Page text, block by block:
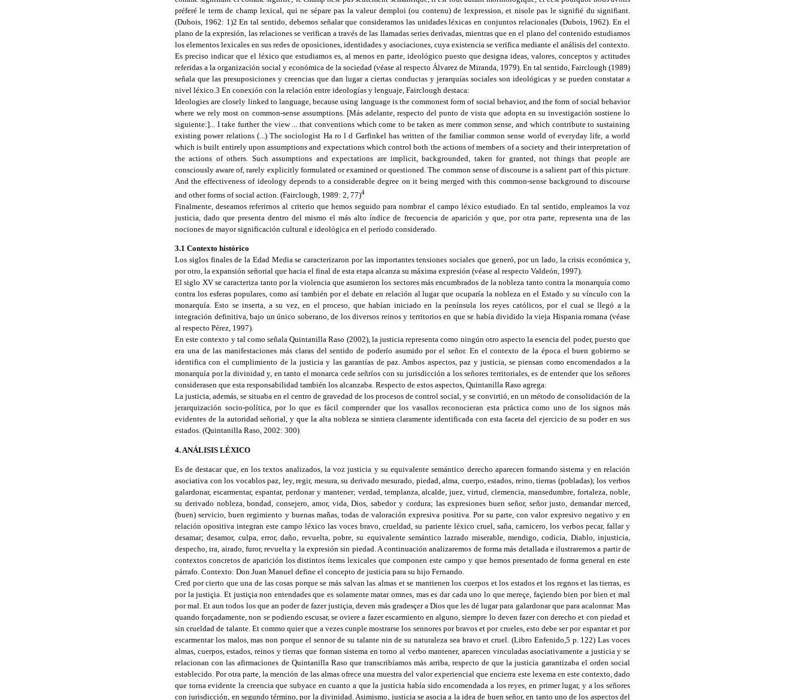
préferé le term de champ lexical, qui ne sépare pas la valeur demploi (ou contenu) de lexpression, et nisole pas le signifié du signifiant.
(Dubois, 1962: 1)2 En tal sentido, debemos señalar que consideramos las unidades léxicas en conjuntos relacionales (Dubois, 1962). En el
plano de la expresión, las relaciones se verifican a través de las llamadas series derivadas, mientras que en el plano del contenido estudiamos
los elementos lexicales en sus redes de oposiciones, identidades y asociaciones, cuya existencia se verifica mediante el análisis del contexto.
Es preciso indicar que el léxico que estudiamos es, al menos en parte, ideológico puesto que designa ideas, valores, conceptos y actitudes
referidas a la organización social y económica de la sociedad (véase al respecto Álvarez de Miranda, 1979). En tal sentido, Fairclough (1989)
señala que las presuposiciones y creencias que dan lugar a ciertas conductas y jerarquías sociales son ideológicas y se pueden constatar a
nivel léxico.3 En conexión con la relación entre ideologías y lenguaje, Fairclough destaca:
Ideologies are closely linked to language, because using language is the commonest form of social behavior, and the form of social behavior
where we rely most on common-sense assumptions. [Más adelante, respecto del punto de vista que adopta en su investigación sostiene lo
siguiente:]... I take further the view ... that conventions which come to be taken as mere common sense, and which contribute to sustaining
existing power relations (...) The sociologist Ha ro l d Garfinkel has written of the familiar common sense world of everyday life, a world
which is built entirely upon assumptions and expectations which control both the actions of members of a society and their interpretation of
the actions of others. Such assumptions and expectations are implicit, backgrounded, taken for granted, not things that people are
consciously aware of, rarely explicitly formulated or examined or questioned. The common sense of discourse is a salient part of this picture.
And the effectiveness of ideology depends to a considerable degree on it being merged with this common-sense background to discourse
and other forms of social action. (Fairclough, 1989: 2, 77)4
Finalmente, deseamos referirnos al criterio que hemos seguido para nombrar el campo léxico estudiado. En tal sentido, empleamos la voz
justicia, dado que presenta dentro del mismo el más alto índice de frecuencia de aparición y que, por otra parte, representa una de las
nociones de mayor significación cultural e ideológica en el período considerado.
3.1 Contexto histórico
Los siglos finales de la Edad Media se caracterizaron por las importantes tensiones sociales que generó, por un lado, la crisis económica y,
por otro, la expansión señorial que hacia el final de esta etapa alcanza su máxima expresión (véase al respecto Valdeón, 1997).
El siglo XV se caracteriza tanto por la violencia que asumieron los sectores más encumbrados de la nobleza tanto contra la monarquía como
contra los esferas populares, como así también por el debate en relación al lugar que ocuparía la nobleza en el Estado y su vínculo con la
monarquía. Esto se inserta, a su vez, en el proceso, que habían iniciado en la península los reyes católicos, por el cual se llegó a la
integración definitiva, bajo un único soberano, de los diversos reinos y territorios en que se había dividido la vieja Hispania romana (véase
al respecto Pérez, 1997).
En este contexto y tal como señala Quintanilla Raso (2002), la justicia representa como ningún otro aspecto la esencia del poder, puesto que
era una de las manifestaciones más claras del sentido de poderío asumido por el señor. En el contexto de la época el buen gobierno se
identifica con el cumplimiento de la justicia y las garantías de paz. Ambos aspectos, paz y justicia, se piensan como encomendados a la
monarquía por la divinidad y, en tanto el monarca cede señríos con su jurisdicción a los señores territoriales, es de entender que los señores
considerasen que esta responsabilidad también los alcanzaba. Respecto de estos aspectos, Quintanilla Raso agrega:
La justicia, además, se situaba en el centro de gravedad de los procesos de control social, y se convirtió, en un método de consolidación de la
jerarquización socio-política, por lo que es fácil comprender que los vasallos reconocieran esta práctica como uno de los signos más
evidentes de la autoridad señorial, y que la alta nobleza se sintiera claramente identificada con esta faceta del ejercicio de su poder en sus
estados. (Quintanilla Raso, 2002: 300)
4. ANÁLISIS LÉXICO
Es de destacar que, en los textos analizados, la voz justicia y su equivalente semántico derecho aparecen formando sistema y en relación
asociativa con los vocablos paz, ley, regir, mesura, su derivado mesurado, piedad, alma, cuerpo, estados, reino, tierras (pobladas); los verbos
galardonar, escarmentar, espantar, perdonar y mantener; verdad, templanza, alcalde, juez, virtud, clemencia, mansedumbre, fortaleza, noble,
su derivado nobleza, bondad, consejero, amor, vida, Dios, sabedor y cordura; las expresiones buen señor, señor justo, demandar merced,
(buen) servicio, buen regimiento y buenas mañas, todas de valoración expresiva positiva. Por su parte, con valor expresivo negativo y en
relación opositiva integran este campo léxico las voces bravo, crueldad, su pariente léxico cruel, saña, carnicero, los verbos pecar, fallar y
desamar; desamor, culpa, error, daño, revuelta, pobre, su equivalente semántico lazrado miserable, mendigo, codicia, Diablo, injusticia,
despecho, ira, airado, furor, revuelta y la expresión sin piedad. A continuación analizaremos de forma más detallada e ilustraremos a partir de
contextos concretos de aparición los distintos ítems lexicales que componen este campo y que hemos presentado de forma general en este
párrafo. Contexto: Don Juan Manuel define el concepto de justicia para su hijo Fernando.
Cred por cierto que una de las cosas porque se más salvan las almas et se mantienen los cuerpos et los estados et los regnos et las tierras, es
por la justiçia. Et justiçia non entendades que es solamente matar omnes, mas es dar cada uno lo que mereçe, façiendo bien por bien et mal
por mal. Et aun todos los que an poder de fazer justiçia, deven más gradesçer a Dios que les dé lugar para galardonar que para acalonnar. Mas
quando forçadamente, non se podiendo escusar, se oviere a fazer escarmiento en alguno, siempre lo deven fazer con derecho et con piedad et
sin crueldad de talante. Et commo quier que a vezes cunple mostrarse los sennores por bravos et por crueles, esto debe ser por espantar et por
escarmentar los malos, mas non porque el sennor de su talante nin de su naturaleza sea bravo et cruel. (Libro Enfenido,5 p. 122) Las voces
almas, cuerpos, estados, reinos y tierras que forman sistema en torno al verbo mantener, aparecen vinculadas asociativamente a justicia y se
relacionan con las afirmaciones de Quintanilla Raso que transcribíamos más arriba, respecto de que la justicia garantizaba el orden social
establecido. Por otra parte, la mención de las almas ofrece una muestra del valor experiencial que encierra este lexema en este contexto, dado
que torna evidente la creencia que subyace en cuanto a que la justicia había sido encomendada a los reyes, en primer lugar, y a los señores
con jurisdicción, en segundo término, por la divinidad. Asimismo, justicia se asocia a la idea de buen señor, en tanto uno de los aspectos del